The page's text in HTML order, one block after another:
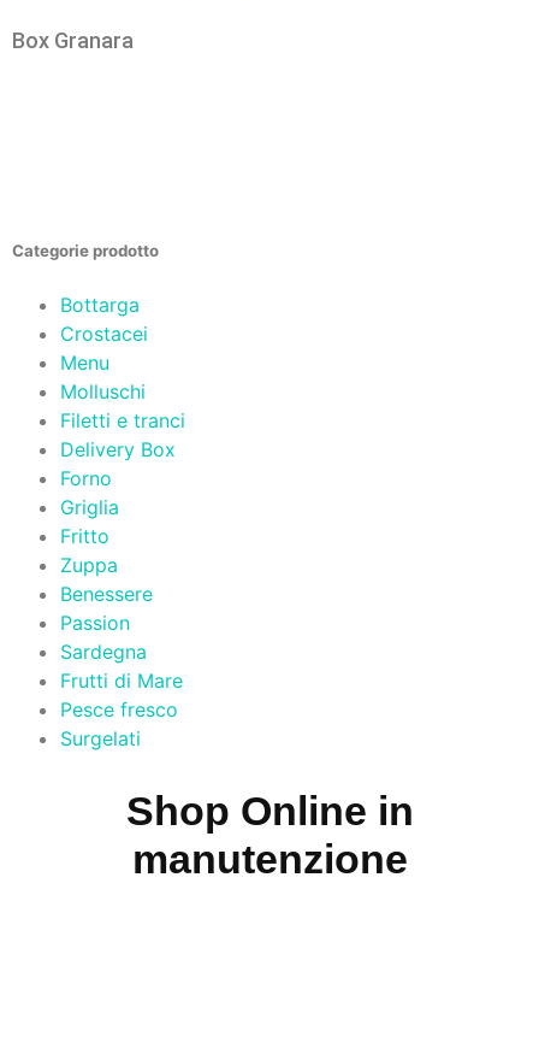
Categorie prodotto
Bottarga
Crostacei
Menu
Molluschi
Filetti e tranci
Delivery Box
Forno
Griglia
Fritto
Zuppa
Benessere
Passion
Sardegna
Frutti di Mare
Pesce fresco
Surgelati
Box Granara
Shop Online in
manutenzione